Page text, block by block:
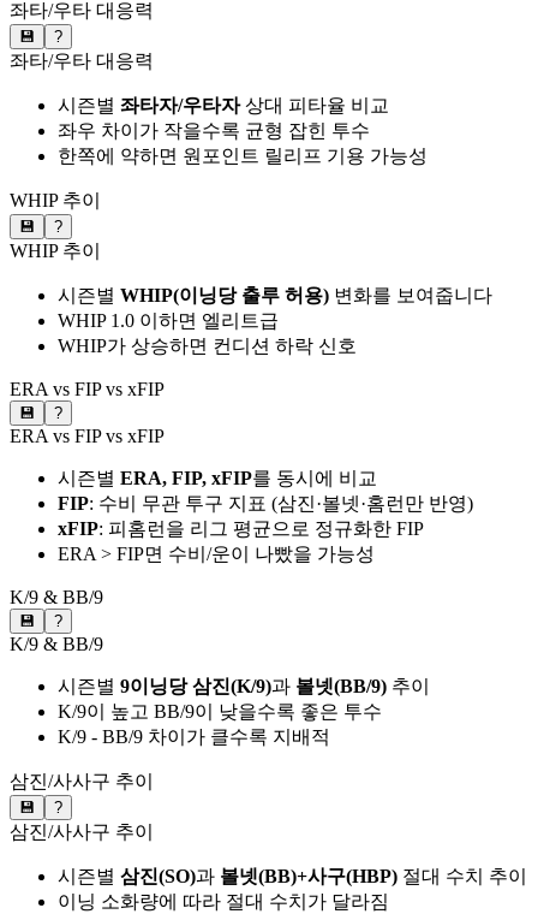
좌타/우타 대응력
💾 ?
좌타/우타 대응력
시즌별 좌타자/우타자상대 피타율 비교
좌우 차이가 작을수록 균형 잡힌 투수
한쪽에 약하면 원포인트 릴리프 기용 가능성
WHIP 추이
💾 ?
WHIP 추이
시즌별 WHIP(이닝당 출루 허용) 변화를 보여줍니다
WHIP 1.0 이하면 엘리트급
WHIP가 상승하면 컨디션 하락 신호
ERA vs FIP vs xFIP
💾 ?
ERA vs FIP vs xFIP
시즌별 ERA, FIP, xFIP를 동시에 비교
FIP: 수비 무관 투구 지표 (삼진·볼넷·홈런만 반영)
xFIP: 피홈런을 리그 평균으로 정규화한 FIP
ERA > FIP면 수비/운이 나빴을 가능성
K/9 & BB/9
💾 ?
K/9 & BB/9
시즌별 9이닝당 삼진(K/9)과 볼넷(BB/9) 추이
K/9이 높고 BB/9이 낮을수록 좋은 투수
K/9 - BB/9 차이가 클수록 지배적
삼진/사사구 추이
💾 ?
삼진/사사구 추이
시즌별 삼진(SO)과 볼넷(BB)+사구(HBP) 절대 수치 추이
이닝 소화량에 따라 절대 수치가 달라짐